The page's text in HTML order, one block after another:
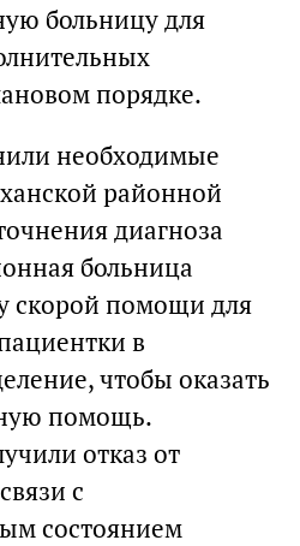
больницу для
порядке.
необходимые
районной
диагноза
больница
скорой помощи для
в
чтобы оказать
помощь.
отказ от
с
состоянием